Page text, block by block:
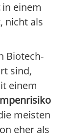
in einem
nicht als
Biotech-
sind,
einem
meisten
eher als